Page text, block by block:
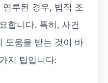
루된 경우, 법적 조
합니다. 특히, 사건
도움을 받는 것이 바
지 팁입니다: